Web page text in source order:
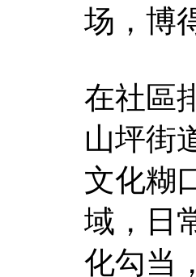
场，博
在社區
山坪街
文化糊
域，日
化勾当